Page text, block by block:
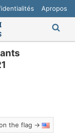
Apropos
on the flag →